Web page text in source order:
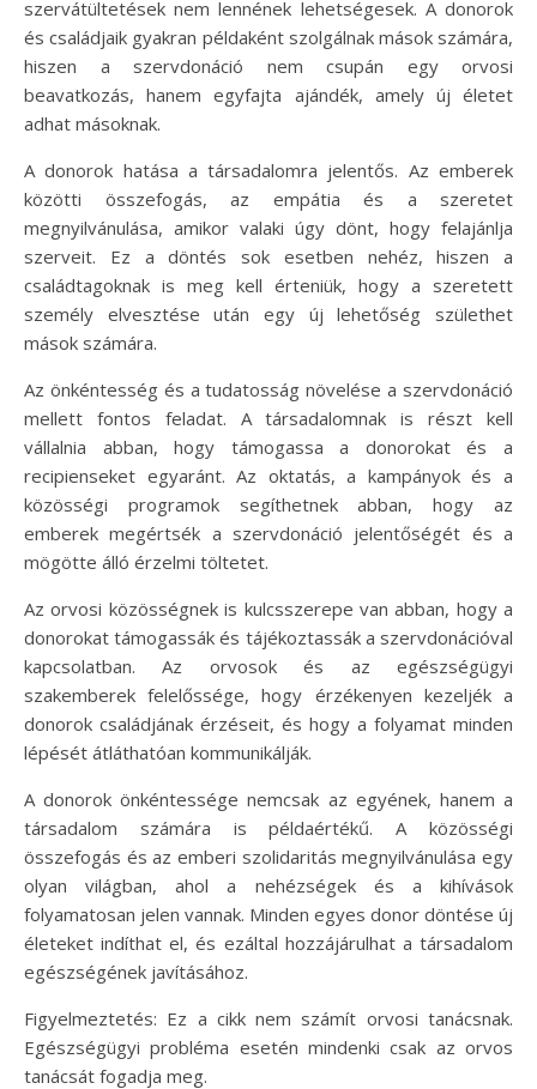
szervátültetések nem lennének lehetségesek. A donorok
és családjaik gyakran példaként szolgálnak mások számára,
hiszen a szervdonáció nem csupán egy orvosi
beavatkozás, hanem egyfajta ajándék, amely új életet
adhat másoknak.
A donorok hatása a társadalomra jelentős. Az emberek
közötti összefogás, az empátia és a szeretet
megnyilvánulása, amikor valaki úgy dönt, hogy felajánlja
szerveit. Ez a döntés sok esetben nehéz, hiszen a
családtagoknak is meg kell érteniük, hogy a szeretett
személy elvesztése után egy új lehetőség születhet
mások számára.
Az önkéntesség és a tudatosság növelése a szervdonáció
mellett fontos feladat. A társadalomnak is részt kell
vállalnia abban, hogy támogassa a donorokat és a
recipienseket egyaránt. Az oktatás, a kampányok és a
közösségi programok segíthetnek abban, hogy az
emberek megértsék a szervdonáció jelentőségét és a
mögötte álló érzelmi töltetet.
Az orvosi közösségnek is kulcsszerepe van abban, hogy a
donorokat támogassák és tájékoztassák a szervdonációval
kapcsolatban. Az orvosok és az egészségügyi
szakemberek felelőssége, hogy érzékenyen kezeljék a
donorok családjának érzéseit, és hogy a folyamat minden
lépését átláthatóan kommunikálják.
A donorok önkéntessége nemcsak az egyének, hanem a
társadalom számára is példaértékű. A közösségi
összefogás és az emberi szolidaritás megnyilvánulása egy
olyan világban, ahol a nehézségek és a kihívások
folyamatosan jelen vannak. Minden egyes donor döntése új
életeket indíthat el, és ezáltal hozzájárulhat a társadalom
egészségének javításához.
Figyelmeztetés: Ez a cikk nem számít orvosi tanácsnak.
Egészségügyi probléma esetén mindenki csak az orvos
tanácsát fogadja meg.